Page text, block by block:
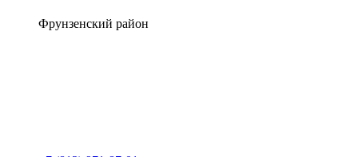
Фрунзенский район